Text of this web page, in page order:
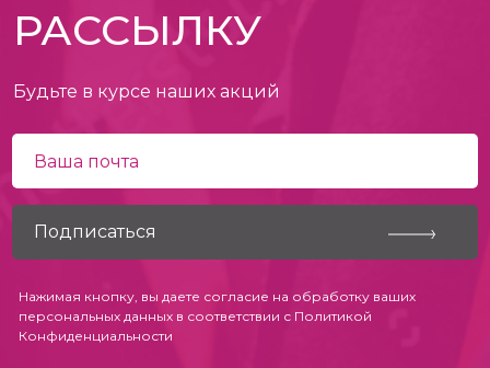
РАССЫЛКУ
Будьте в курсе наших акций
Нажимая кнопку, вы даете согласие на обработку ваших
персональных данных в соответствии с Политикой
Конфиденциальности